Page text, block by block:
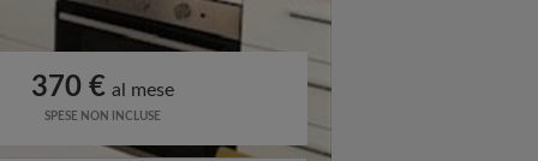
370 € al mese
SPESE NON INCLUSE